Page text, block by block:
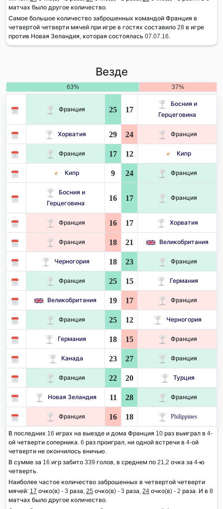
матчах было другое количество.
Самое большое количество заброшенных командой Франция в
четвертой четверти мячей при игре в гостях составило 28 в игре
против Новая Зеландия, которая состоялась 07.07.16.
Везде
63% 37%
Франция 25 17
Босния и
Герцеговина
Хорватия 29 24 Франция
Франция 17 12 Кипр
Кипр 9 24 Франция
Босния и
Герцеговина
16 17 Франция
Франция 16 17 Хорватия
Франция 18 21 Великобритания
Черногория 18 23 Франция
Франция 25 15 Германия
Великобритания 19 17 Франция
Франция 25 12 Черногория
Германия 18 15 Франция
Канада 23 27 Франция
Франция 22 20 Турция
Новая Зеландия 11 28 Франция
Франция 16 18 Philippines
В последних 16 играх на выезде и дома Франция 10 раз выиграл в 4-
ой четверти соперника. 6 раз проиграл, ни одной встречи в 4-ой
четверти не окончилось вничью.
В сумме за 16 игр забито 339 голов, в среднем по 21,2 очка за 4-ю
четверть.
Наиболее частое количество заброшенных в четвертой четверти
мячей: 17 очко(в) - 3 раза, 25 очко(в) - 3 раза, 24 очко(в) - 2 раза. И в 8
матчах было другое количество.